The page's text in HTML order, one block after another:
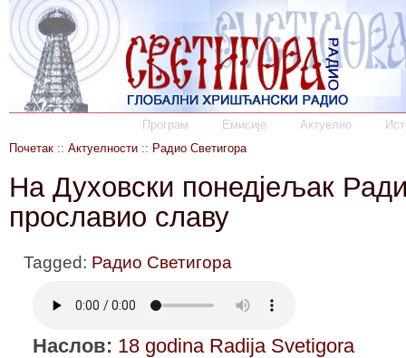
Програм Емисије Актуелно
Почетак :: Актуелности :: Радио Светигора
На Духовски понедјељак
прославио славу
Tagged: Радио Светигора
Наслов: 18 godina Radija Svetigora